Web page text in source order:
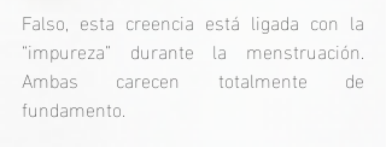
Falso, esta creencia está ligada con la
“impureza” durante la menstruación.
Ambas carecen totalmente de
fundamento.